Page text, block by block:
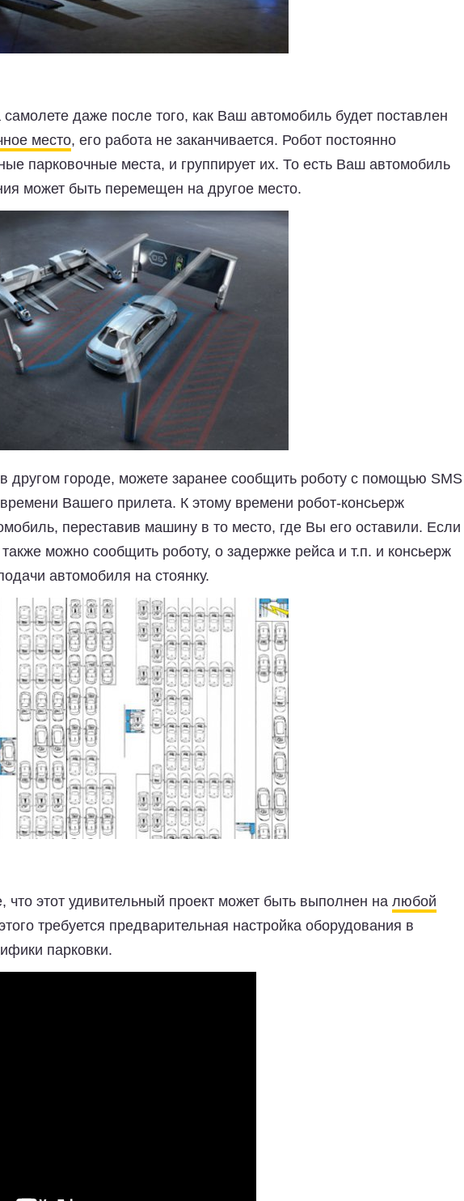
даже после того, как Ваш автомобиль будет поставлен
место, его работа не заканчивается. Робот постоянно
парковочные места, и группирует их. То есть Ваш автомобиль
может быть перемещен на другое место.
другом городе, можете заранее сообщить роботу с помощью SMS
Вашего прилета. К этому времени робот-консьерж
переставив машину в то место, где Вы его оставили. Если
можно сообщить роботу, о задержке рейса и т.п. и консьерж
автомобиля на стоянку.
что этот удивительный проект может быть выполнен на любой
требуется предварительная настройка оборудования в
парковки.